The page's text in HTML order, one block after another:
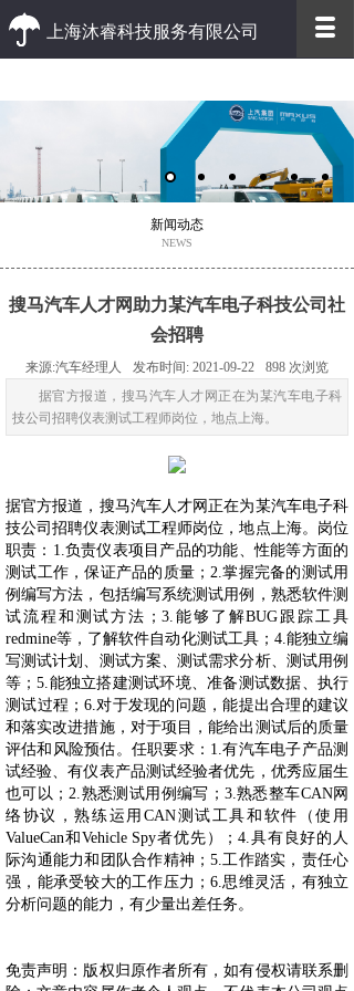
上海沐睿科技服务有限公司
优质的客户服务 高效的办事效率
新闻动态
NEWS
搜马汽车人才网助力某汽车电子科技公司社
会招聘
来源:汽车经理人 发布时间: 2021-09-22 898 次浏览
据官方报道，搜马汽车人才网正在为某汽车电子科
技公司招聘仪表测试工程师岗位，地点上海。
据官方报道，搜马汽车人才网正在为某汽车电子科
技公司招聘仪表测试工程师岗位，地点上海。岗位
职责：1.负责仪表项目产品的功能、性能等方面的
测试工作，保证产品的质量；2.掌握完备的测试用
例编写方法，包括编写系统测试用例，熟悉软件测
试流程和测试方法；3.能够了解BUG跟踪工具
redmine等，了解软件自动化测试工具；4.能独立编
写测试计划、测试方案、测试需求分析、测试用例
等；5.能独立搭建测试环境、准备测试数据、执行
测试过程；6.对于发现的问题，能提出合理的建议
和落实改进措施，对于项目，能给出测试后的质量
评估和风险预估。任职要求：1.有汽车电子产品测
试经验、有仪表产品测试经验者优先，优秀应届生
也可以；2.熟悉测试用例编写；3.熟悉整车CAN网
络协议，熟练运用CAN测试工具和软件（使用
ValueCan和Vehicle Spy者优先）；4.具有良好的人
际沟通能力和团队合作精神；5.工作踏实，责任心
强，能承受较大的工作压力；6.思维灵活，有独立
分析问题的能力，有少量出差任务。
免责声明：版权归原作者所有，如有侵权请联系删